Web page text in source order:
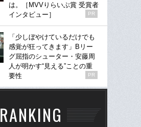
は。［MVVりらいぶ賞 受賞者
インタビュー］
PR
「少しぼやけているだけでも
感覚が狂ってきます」Bリー
グ屈指のシューター・安藤周
人が明かす“見える”ことの重
要性
PR
RANKING